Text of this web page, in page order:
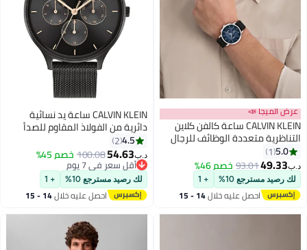
عرض الميجا 📣
CALVIN KLEIN ساعة كالفن كلاين
التناظرية متعددة الوظائف للرجال
من مجموعة GAUGE مع حزام جلد
أسود - 25200497
5.0
1
د.ب‏49.33
93.01خصم 46%
لك رصيد مسترجع 10% + 1
احصل عليه خلال 14 - 15
CALVIN KLEIN ساعة يد نسائية
دائرية من الفولاذ المقاوم للصدأ
بسوار تناظري 25200105 - 38 مم
4.5
2
د.ب‏54.63
100.08خصم 45%
أقل سعر في 7 يوم
أقل سعر في 7 يوم
لك رصيد مسترجع 10% + 1
احصل عليه خلال 14 - 15